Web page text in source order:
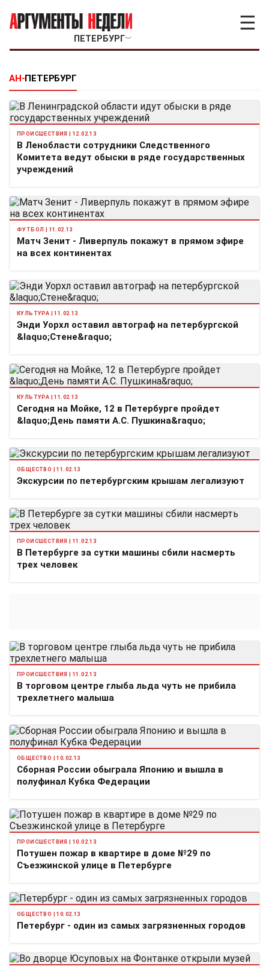
ПЕТЕРБУРГ﹀
☰
АН-ПЕТЕРБУРГ
ПРОИСШЕСТВИЯ | 12.02.13
В Ленобласти сотрудники Следственного
Комитета ведут обыски в ряде государственных
учреждений
ФУТБОЛ | 11.02.13
Матч Зенит - Ливерпуль покажут в прямом эфире
на всех континентах
КУЛЬТУРА | 11.02.13
Энди Уорхл оставил автограф на петербургской
&laquo;Стене&raquo;
КУЛЬТУРА | 11.02.13
Сегодня на Мойке, 12 в Петербурге пройдет
&laquo;День памяти А.С. Пушкина&raquo;
ОБЩЕСТВО | 11.02.13
Экскурсии по петербургским крышам легализуют
ПРОИСШЕСТВИЯ | 11.02.13
В Петербурге за сутки машины сбили насмерть
трех человек
ПРОИСШЕСТВИЯ | 11.02.13
В торговом центре глыба льда чуть не прибила
трехлетнего малыша
ОБЩЕСТВО | 10.02.13
Сборная России обыграла Японию и вышла в
полуфинал Кубка Федерации
ПРОИСШЕСТВИЯ | 10.02.13
Потушен пожар в квартире в доме №29 по
Съезжинской улице в Петербурге
ОБЩЕСТВО | 10.02.13
Петербург - один из самых загрязненных городов